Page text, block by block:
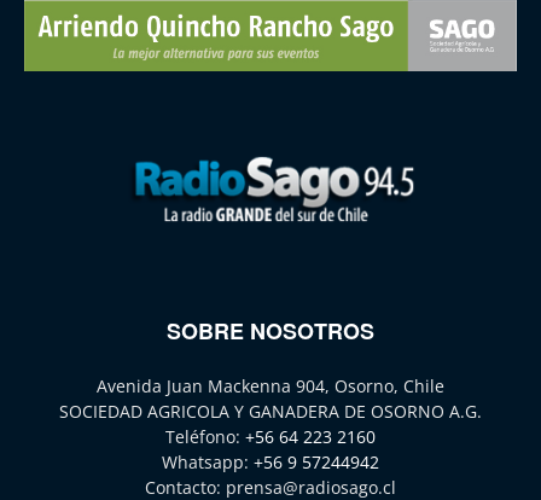
SOBRE NOSOTROS
Avenida Juan Mackenna 904, Osorno, Chile
SOCIEDAD AGRICOLA Y GANADERA DE OSORNO A.G.
Teléfono: +56 64 223 2160
Whatsapp: +56 9 57244942
Contacto: prensa@radiosago.cl